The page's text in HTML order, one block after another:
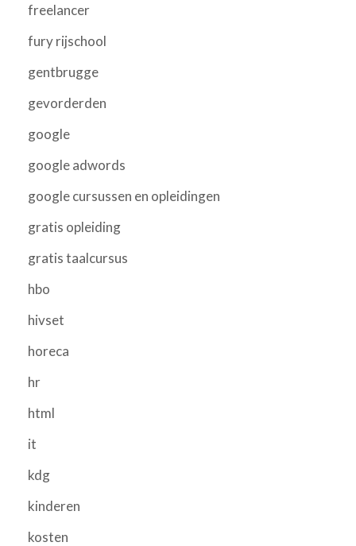
freelancer
fury rijschool
gentbrugge
gevorderden
google
google adwords
google cursussen en opleidingen
gratis opleiding
gratis taalcursus
hbo
hivset
horeca
hr
html
it
kdg
kinderen
kosten